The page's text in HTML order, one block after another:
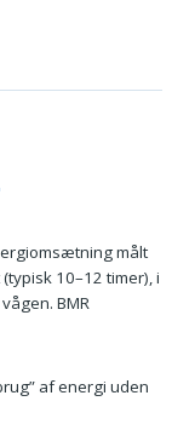
målt
10–12 timer), i
BMR
af energi uden